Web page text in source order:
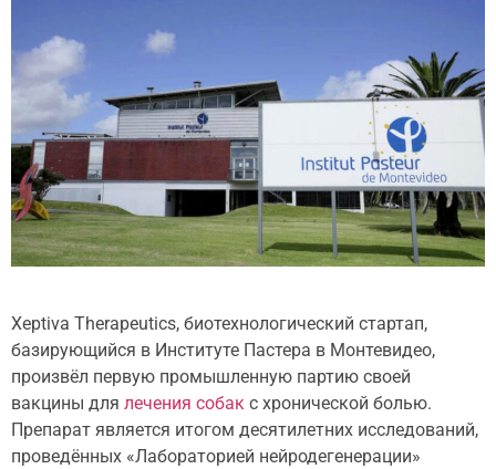
Xeptiva Therapeutics, биотехнологический стартап,
базирующийся в Институте Пастера в Монтевидео,
произвёл первую промышленную партию своей
вакцины для лечения собак с хронической болью.
Препарат является итогом десятилетних исследований,
проведённых «Лабораторией нейродегенерации»